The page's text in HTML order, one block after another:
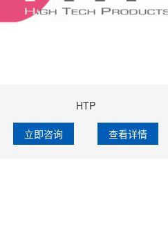
HTP
立即咨询 查看详情